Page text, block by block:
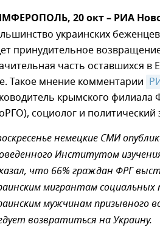
20 окт – РИА
украинских
принудительное
часть оставшихся в
Такое мнение комментарии
крымского филиала
социолог и политический
немецкие СМИ
Институтом
что 66% граждан ФРГ
мигрантам
мужчинам призывного
возвратиться на Украину.